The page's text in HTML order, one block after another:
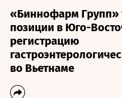
«Биннофарм Групп»
позиции в Юго-
регистрацию
во Вьетнаме